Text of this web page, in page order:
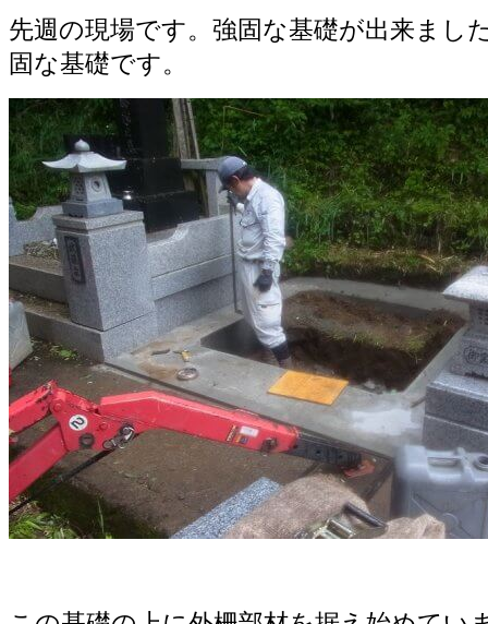
先週の現場です。強固な基礎が出来まし
固な基礎です。